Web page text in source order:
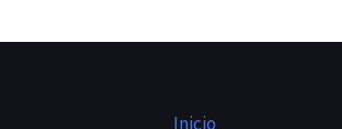
Inicio